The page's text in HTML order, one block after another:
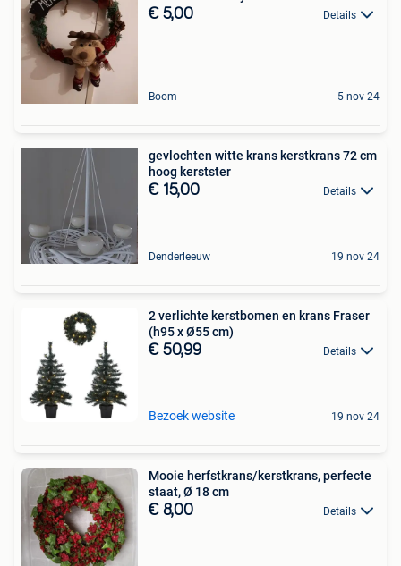
€ 5,00 Details
Boom 5 nov 24
gevlochten witte krans kerstkrans 72 cm
hoog kerstster
€ 15,00 Details
Denderleeuw 19 nov 24
2 verlichte kerstbomen en krans Fraser
(h95 x Ø55 cm)
€ 50,99 Details
Bezoek website 19 nov 24
Mooie herfstkrans/kerstkrans, perfecte
staat, Ø 18 cm
€ 8,00 Details